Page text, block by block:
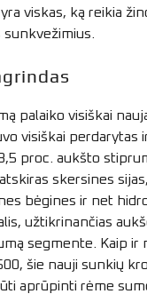
viskas, ką reikia
palaiko visiškai
visiškai perdarytas
proc. aukšto
skersines
bėgines ir net
užtikrinančias
segmente. Kaip ir
šie nauji sunkių
aprūpinti rėme